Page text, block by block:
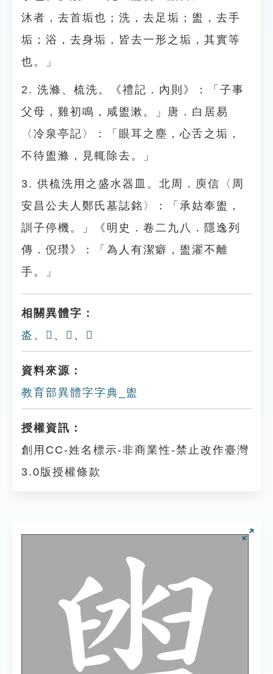
沐者，去首垢也；洗，去足垢；盥，去手
垢；浴，去身垢，皆去一形之垢，其實等
也。」
2. 洗滌、梳洗。《禮記．內則》：「子事
父母，雞初鳴，咸盥漱。」唐．白居易
〈冷泉亭記〉：「眼耳之塵，心舌之垢，
不待盥滌，見輒除去。」
3. 供梳洗用之盛水器皿。北周．庾信〈周
安昌公夫人鄭氏墓誌銘〉：「承姑奉盥，
訓子停機。」《明史．卷二九八．隱逸列
傳．倪瓚》：「為人有潔癖，盥濯不離
手。」
相關異體字：
泴 、 𣹉 、 𤃗 、 𥁉
資料來源：
教育部異體字字典_盥
授權資訊：
創用CC-姓名標示-非商業性-禁止改作臺灣
3.0版授權條款